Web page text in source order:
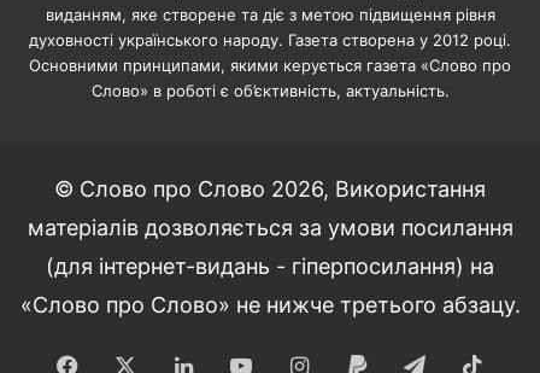
виданням, яке створене та діє з метою підвищення рівня
духовності українського народу. Газета створена у 2012 році.
Основними принципами, якими керується газета «Слово про
Слово» в роботі є об’єктивність, актуальність.
© Слово про Слово 2026, Використання
матеріалів дозволяється за умови посилання
(для інтернет-видань - гіперпосилання) на
«Слово про Слово» не нижче третього абзацу.
Facebook LinkedInYouTubeInstagram
Paypal Telegram